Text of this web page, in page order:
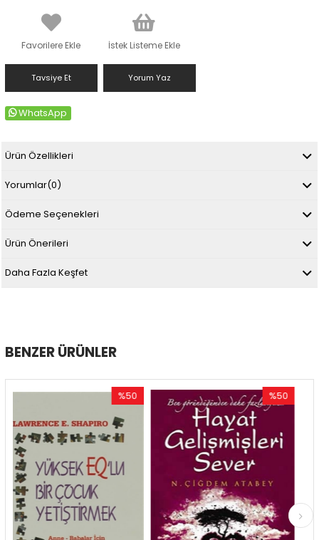
Favorilere Ekle İstek Listeme Ekle
Tavsiye Et Yorum Yaz
WhatsApp
Ürün Özellikleri
Yorumlar(0)
Ödeme Seçenekleri
Ürün Önerileri
Daha Fazla Keşfet
BENZER ÜRÜNLER
%50
%50İndirim
%50
İndirim
%50İndirim